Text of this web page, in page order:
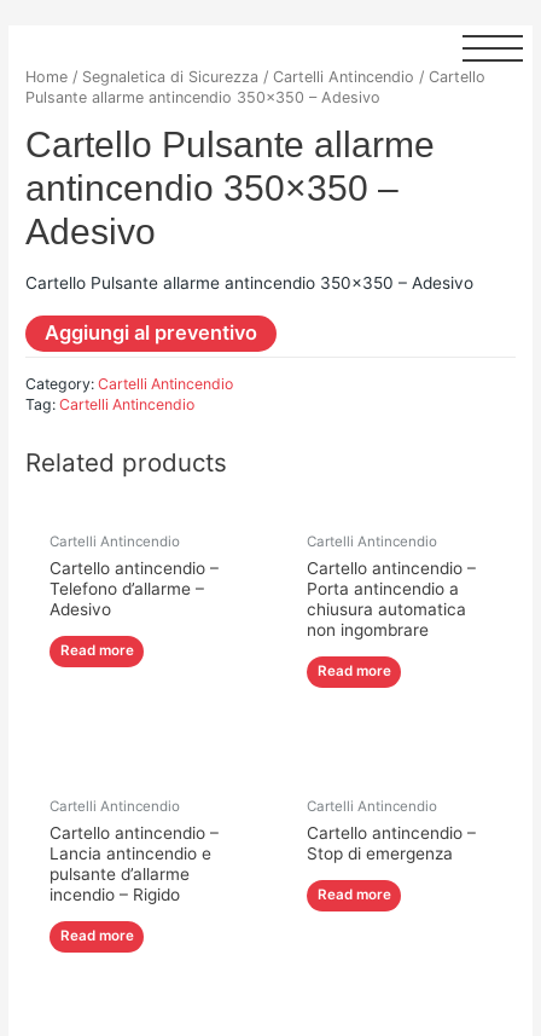
Home / Segnaletica di Sicurezza /Cartelli Antincendio / Cartello
Pulsante allarme antincendio 350×350 – Adesivo
Cartello Pulsante allarme
antincendio 350×350 –
Adesivo
Cartello Pulsante allarme antincendio 350×350 – Adesivo
Aggiungi al preventivo
Category:Cartelli Antincendio
Tag:Cartelli Antincendio
Related products
Cartelli Antincendio
Cartello antincendio –
Telefono d’allarme –
Adesivo
Read more
Cartelli Antincendio
Cartello antincendio –
Porta antincendio a
chiusura automatica
non ingombrare
Read more
Cartelli Antincendio
Cartello antincendio –
Lancia antincendio e
pulsante d’allarme
incendio – Rigido
Read more
Cartelli Antincendio
Cartello antincendio –
Stop di emergenza
Read more